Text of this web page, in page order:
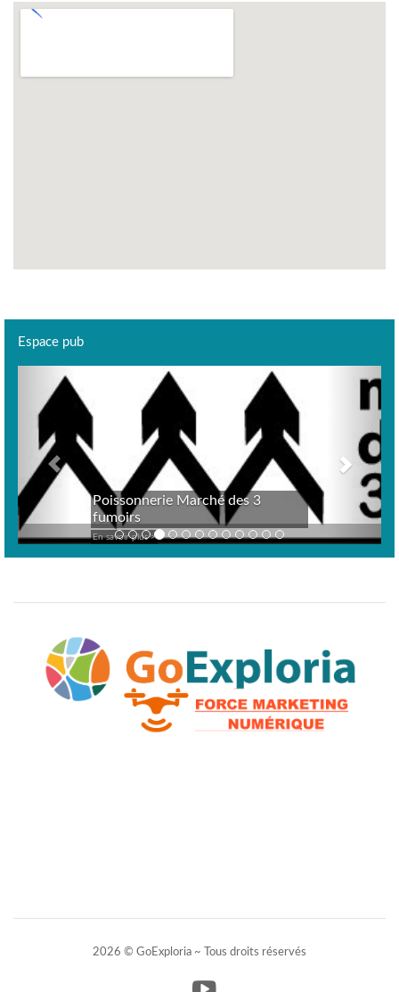
Espace pub
Poissonnerie Marché des 3
fumoirs
En savoir plus >
Previous
2026 © GoExploria ~ Tous droits réservés